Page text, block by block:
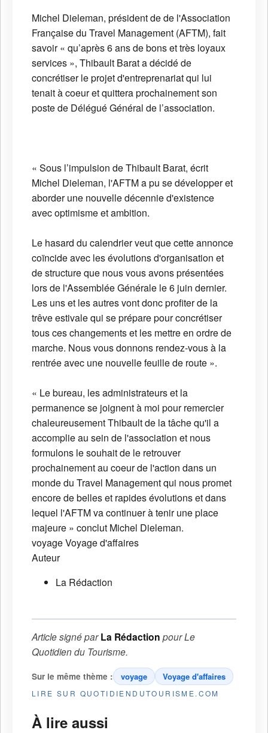
Michel Dieleman, président de de l'Association
Française du Travel Management (AFTM), fait
savoir « qu’après 6 ans de bons et très loyaux
services », Thibault Barat a décidé de
concrétiser le projet d'entreprenariat qui lui
tenait à coeur et quittera prochainement son
poste de Délégué Général de l’association.
« Sous l’impulsion de Thibault Barat, écrit
Michel Dieleman, l'AFTM a pu se développer et
aborder une nouvelle décennie d'existence
avec optimisme et ambition.
Le hasard du calendrier veut que cette annonce
coïncide avec les évolutions d'organisation et
de structure que nous vous avons présentées
lors de l'Assemblée Générale le 6 juin dernier.
Les uns et les autres vont donc profiter de la
trêve estivale qui se prépare pour concrétiser
tous ces changements et les mettre en ordre de
marche. Nous vous donnons rendez-vous à la
rentrée avec une nouvelle feuille de route ».
« Le bureau, les administrateurs et la
permanence se joignent à moi pour remercier
chaleureusement Thibault de la tâche qu'il a
accomplie au sein de l'association et nous
formulons le souhait de le retrouver
prochainement au coeur de l'action dans un
monde du Travel Management qui nous promet
encore de belles et rapides évolutions et dans
lequel l'AFTM va continuer à tenir une place
majeure » conclut Michel Dieleman.
voyageVoyage d'affaires
Auteur
La Rédaction
Article signé parLa Rédaction pourLe
Quotidien du Tourisme.
Sur le même thème : voyage Voyage d'affaires
LIRE SUR QUOTIDIENDUTOURISME.COM
À lire aussi